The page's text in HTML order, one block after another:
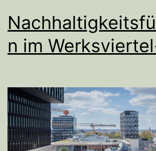
n im